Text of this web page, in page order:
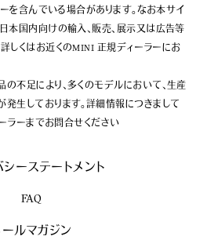
を含んでいる場合があります。なお本サイ
日本国内向けの輸入、販売、展示又は広告等
しくはお近くのMINI 正規ディーラーにお
不足により、多くのモデルにおいて、生産
生しております。詳細情報につきまして
ラーまでお問合せください
シーステートメント
FAQ
ールマガジン